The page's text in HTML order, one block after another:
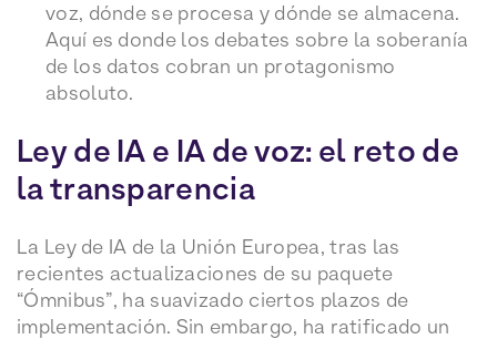
voz, dónde se procesa y dónde se almacena.
Aquí es donde los debates sobre la soberanía
de los datos cobran un protagonismo
absoluto.
Ley de IA e IA de voz: el reto de
la transparencia
La Ley de IA de la Unión Europea, tras las
recientes actualizaciones de su paquete
“Ómnibus”, ha suavizado ciertos plazos de
implementación. Sin embargo, ha ratificado un